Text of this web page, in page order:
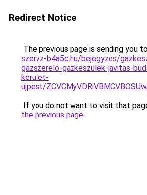
Redirect Notice
The previous page is sending you to
szervz-b4a5c.hu/bejegyzes/
gazszerelo-gazkeszulek-javitas-
kerulet-
ujpest/
If you do not want to visit that
the previous page.